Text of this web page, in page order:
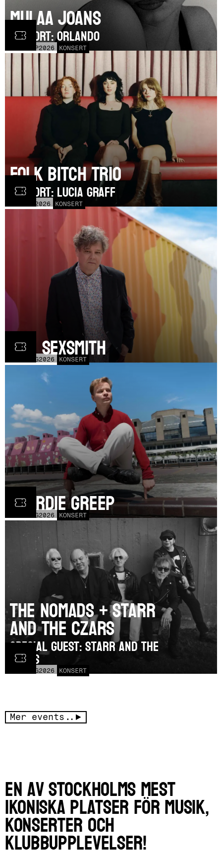
SEP2026 KONSERT
Mulaa Joans
SUPPORT: Orlando
2026 KONSERT
Folk Bitch Trio
SUPPORT: Lucia Graff
AUG2026 KONSERT
Ron Sexsmith
AUG2026 KONSERT
Geordie Greep
AUG2026 KONSERT
The Nomads + Starr
and the Czars
SPECIAL GUEST: Starr and the
Czars
Mer events..
En av Stockholms mest
ikoniska platser för musik,
konserter och
klubbupplevelser!